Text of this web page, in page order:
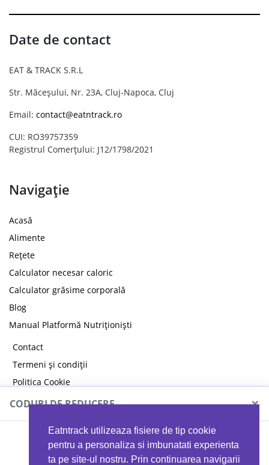
Eatntrack utilizeaza fisiere de tip cookie
pentru a personaliza si imbunatati experienta
ta pe site-ul nostru. Prin continuarea navigarii
Date de contact
EAT & TRACK S.R.L
Str. Măceșului, Nr. 23A, Cluj-Napoca, Cluj
Email: contact@eatntrack.ro
CUI: RO39757359
Registrul Comerțului: J12/1798/2021
Navigație
Acasă
Alimente
Rețete
Calculator necesar caloric
Calculator grăsime corporală
Blog
Manual Platformă Nutriționiști
Contact
Termeni și condiții
Politica Cookie
Politica de confidențialitate
CODURI DE REDUCERE ×
MYPROTEIN